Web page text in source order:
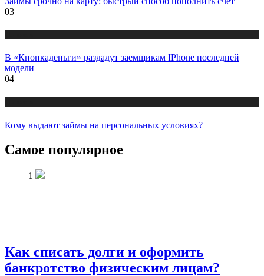
03
В «Кнопкаденьги» раздадут заемщикам IPhone последней
модели
04
Кому выдают займы на персональных условиях?
Самое популярное
1
Как списать долги и оформить
банкротство физическим лицам?